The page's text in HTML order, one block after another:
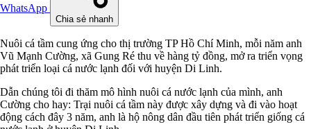
WhatsApp
Chia sẻ nhanh
Nuôi cá tầm cung ứng cho thị trường TP Hồ Chí Minh, mỗi năm anh
Vũ Mạnh Cường, xã Gung Ré thu về hàng tỷ đồng, mở ra triển vọng
phát triển loại cá nước lạnh đối với huyện Di Linh.
Dẫn chúng tôi đi thăm mô hình nuôi cá nước lạnh của mình, anh
Cường cho hay: Trại nuôi cá tầm này được xây dựng và đi vào hoạt
động cách đây 3 năm, anh là hộ nông dân đầu tiên phát triển giống cá